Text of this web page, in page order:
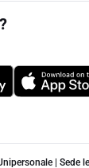
| Sede